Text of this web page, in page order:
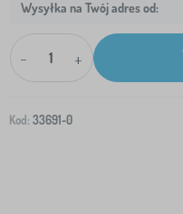
Wysyłka na Twój adres od:
- +
Kod: 33691-0